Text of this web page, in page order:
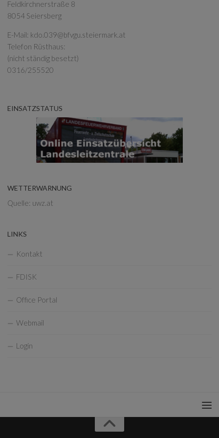
Feldkirchnerstraße 8
8054 Seiersberg
E-Mail: kdo.039@bfvgu.steiermark.at
Telefon Rüsthaus:
(nicht ständig besetzt)
0316/255520
EINSATZSTATUS
WETTERWARNUNG
Quelle: uwz.at
LINKS
Kontakt
FDISK
Office Portal
Webmail
Login